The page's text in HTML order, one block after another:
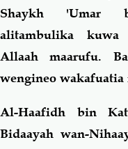
Shaykh 'Umar
alitambulika
Allaah maarufu.
wengineo wakafuatia
Al-Haafidh bin
Bidaayah wan-